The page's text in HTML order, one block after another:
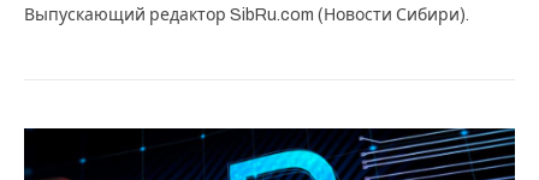
Выпускающий редактор SibRu.com (Новости Сибири).